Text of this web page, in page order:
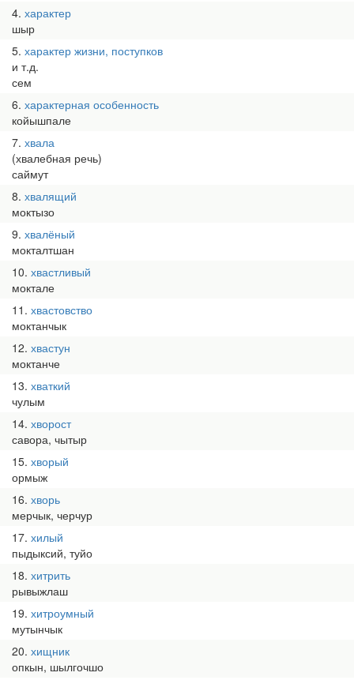
4 характер
шыр
5 характер жизни, поступков
и т.д.
сем
6 характерная особенность
койышпале
7 хвала
(хвалебная речь)
саймут
8 хвалящий
моктызо
9 хвалёный
мокталтшан
10 хвастливый
моктале
11 хвастовство
моктанчык
12 хвастун
моктанче
13 хваткий
чулым
14 хворост
савора, чытыр
15 хворый
ормыж
16 хворь
мерчык, черчур
17 хилый
пыдыксий, туйо
18 хитрить
рывыжлаш
19 хитроумный
мутынчык
20 хищник
опкын, шылгочшо